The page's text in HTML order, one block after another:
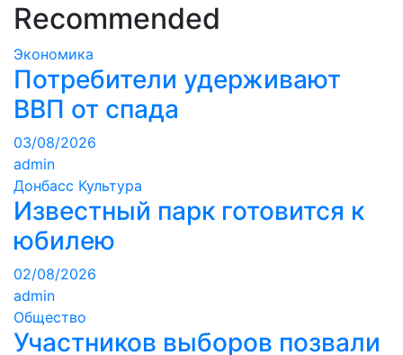
Recommended
Экономика
Потребители удерживают
ВВП от спада
03/08/2026
admin
Донбасс Культура
Известный парк готовится к
юбилею
02/08/2026
admin
Общество
Участников выборов позвали